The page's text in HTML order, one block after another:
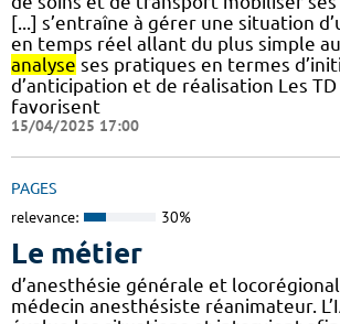
[...] s’entraîne à gérer une situation
en temps réel allant du plus simple
analyse ses pratiques en termes
d’anticipation et de réalisation Les
favorisent
15/04/2025 17:00
PAGES
relevance: 30%
Le métier
d’anesthésie générale et
médecin anesthésiste réanimateur.